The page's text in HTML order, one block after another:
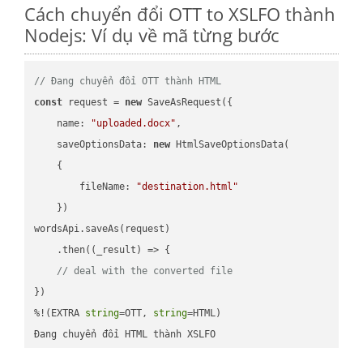
Cách chuyển đổi OTT to XSLFO thành
Nodejs: Ví dụ về mã từng bước
// Đang chuyển đổi OTT thành HTML
const request = new SaveAsRequest({
name: "uploaded.docx" ,
saveOptionsData: new HtmlSaveOptionsData(
    {
fileName:
"destination.html"
    })
wordsApi.saveAs(request)
    .then(
( _result ) => {
// deal with the converted file
})
%!(EXTRA string=OTT, string=HTML)